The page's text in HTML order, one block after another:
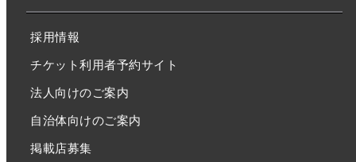
採用情報
チケット利用者予約サイト
法人向けのご案内
自治体向けのご案内
掲載店募集